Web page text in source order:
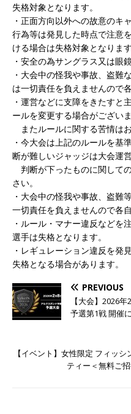
失格対象となります。
・正面方向以外への故意のキ
行為等は発見した時点で注意
ける場合は失格対象となります
・安全の為サングラス又は眼
・大会中の怪我や事故、盗難
は一切責任を負えませんので
・運営などに支障をきたすと
ールを変更する場合がございま
またルールに関する苦情は
・今大会は上記のルールを基
断が難しいジャッジは大会運
判断が下ったものに関して
さい。
・大会中の怪我や事故、盗難
一切責任を負えませんので各
・ルール・マナー違反などを
選手は失格となります。
・レギュレーション違反を発
失格となる場合があります。
PREVIOUS
【大会】2026
予選第1戦 開催
【イベント】女性限定 フィッ
ティー＜無料ご